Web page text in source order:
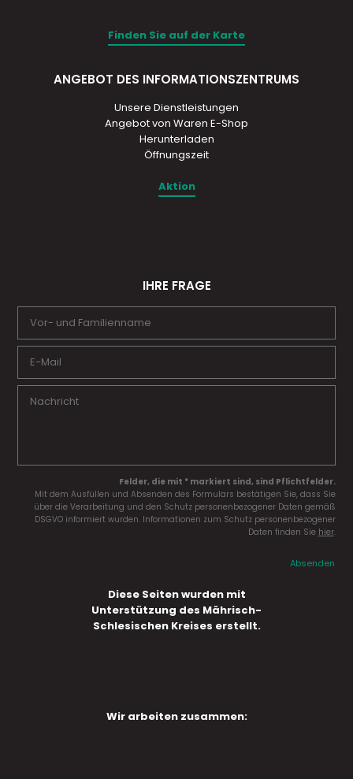
Finden Sie auf der Karte
ANGEBOT DES INFORMATIONSZENTRUMS
Unsere Dienstleistungen
Angebot von Waren E-Shop
Herunterladen
Öffnungszeit
Aktion
IHRE FRAGE
Felder, die mit * markiert sind, sind Pflichtfelder.
Mit dem Ausfüllen und Absenden des Formulars bestätigen Sie, dass Sie
über die Verarbeitung und den Schutz personenbezogener Daten gemäß
DSGVO informiert wurden. Informationen zum Schutz personenbezogener
Daten finden Sie hier.
Absenden
Diese Seiten wurden mit
Unterstützung des Mährisch-
Schlesischen Kreises erstellt.
Wir arbeiten zusammen: